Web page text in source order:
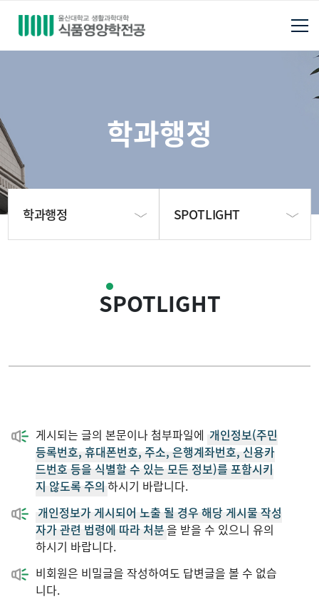
학과행정
학과행정
학과행정
학생커뮤니티
SPOTLIGHT
학회 및 기관정보
SPOTLIGHT
게시되는 글의 본문이나 첨부파일에 개인정보(주민
등록번호, 휴대폰번호, 주소, 은행계좌번호, 신용카
드번호 등을 식별할 수 있는 모든 정보)를 포함시키
지 않도록 주의 하시기 바랍니다.
개인정보가 게시되어 노출 될 경우 해당 게시물 작성
자가 관련 법령에 따라 처분을 받을 수 있으니 유의
하시기 바랍니다.
비회원은 비밀글을 작성하여도 답변글을 볼 수 없습
니다.